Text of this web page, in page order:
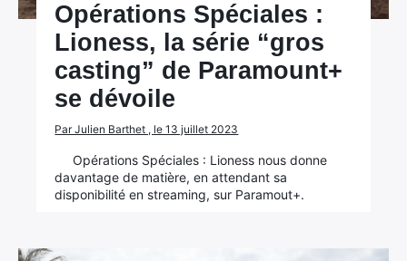
Opérations Spéciales :
Lioness, la série “gros
casting” de Paramount+
se dévoile
Par Julien Barthet , le 13 juillet 2023
Opérations Spéciales : Lioness nous donne
davantage de matière, en attendant sa
disponibilité en streaming, sur Paramout+.